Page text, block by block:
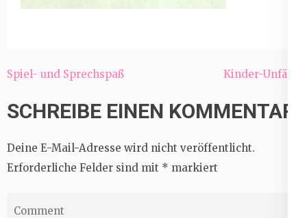
Beitragsnavigation
Spiel- und Sprechspaß Kinder-Unfälle
SCHREIBE EINEN KOMMENTAR
Deine E-Mail-Adresse wird nicht veröffentlicht.
Erforderliche Felder sind mit * markiert